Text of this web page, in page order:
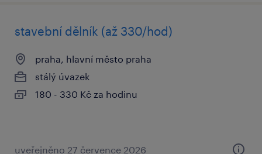
stavební dělník (až 330/hod)
praha, hlavní město praha
stálý úvazek
180 - 330 Kč za hodinu
uveřejněno 27 července 2026